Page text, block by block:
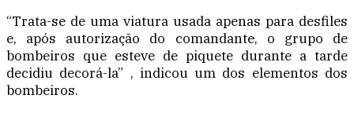
“Trata-se de uma viatura usada apenas para desfiles
e, após autorização do comandante, o grupo de
bombeiros que esteve de piquete durante a tarde
decidiu decorá-la” , indicou um dos elementos dos
bombeiros.